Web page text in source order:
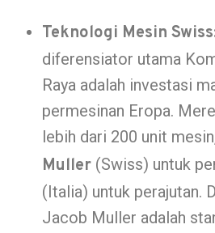
Teknologi Mesin
diferensiator utama
Raya adalah investasi
permesinan Eropa.
lebih dari 200 unit
Muller(Swiss) untuk
(Italia) untuk perajutan.
Jacob Muller adalah